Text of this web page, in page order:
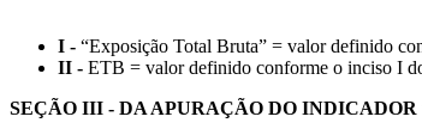
I - “Exposição Total Bruta” = valor definido
II - ETB = valor definido conforme o inciso I
SEÇÃO III - DA APURAÇÃO DO